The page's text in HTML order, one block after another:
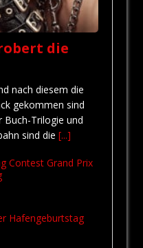
die
nach diesem die
gekommen sind
Buch-Trilogie und
sind die [...]
Contest Grand Prix
Hafengeburtstag